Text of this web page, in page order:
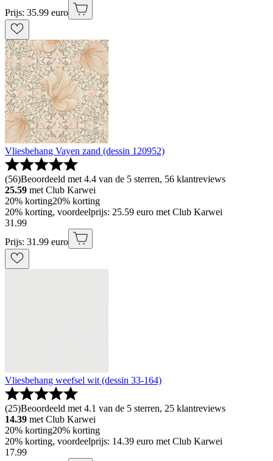
Prijs: 35.99 euro
Vliesbehang Vayen zand (dessin 120952)
(56)Beoordeeld met 4.4 van de 5 sterren, 56 klantreviews
25.59 met Club Karwei
20% korting20% korting
20% korting, voordeelprijs: 25.59 euro met Club Karwei
31 .99
Prijs: 31.99 euro
Vliesbehang weefsel wit (dessin 33-164)
(25)Beoordeeld met 4.1 van de 5 sterren, 25 klantreviews
14.39 met Club Karwei
20% korting20% korting
20% korting, voordeelprijs: 14.39 euro met Club Karwei
17.99